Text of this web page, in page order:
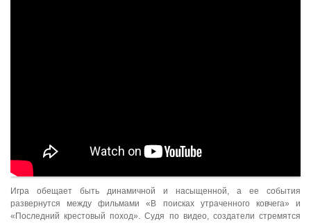
Игра обещает быть динамичной и насыщенной, а ее события
развернутся между фильмами «В поисках утраченного ковчега» и
«Последний крестовый поход». Судя по видео, создатели стремятся